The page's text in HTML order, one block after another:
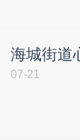
海城街道
07-21